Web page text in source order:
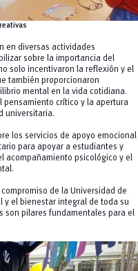
en diversas actividades
sobre la importancia del
solo incentivaron la reflexión y el
también proporcionaron
mental en la vida cotidiana.
pensamiento crítico y la apertura
universitaria.
los servicios de apoyo emocional
para apoyar a estudiantes y
acompañamiento psicológico y el
de la Universidad de
y el bienestar integral de toda su
pilares fundamentales para el